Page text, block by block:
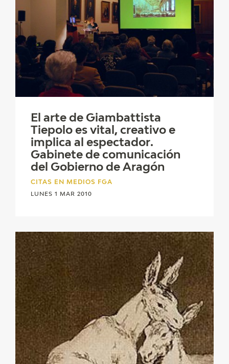
El arte de Giambattista
Tiepolo es vital, creativo e
implica al espectador.
Gabinete de comunicación
del Gobierno de Aragón
CITAS EN MEDIOS FGA
LUNES 1 MAR 2010